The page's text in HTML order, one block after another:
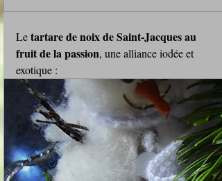
Le tartare de noix de Saint‑Jacques au
fruit de la passion, une alliance iodée et
exotique :